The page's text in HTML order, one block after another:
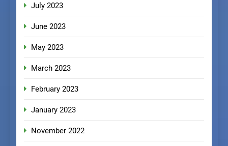
July 2023
June 2023
May 2023
March 2023
February 2023
January 2023
November 2022